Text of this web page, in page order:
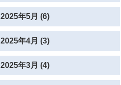
2025年5月 (6)
2025年4月 (3)
2025年3月 (4)